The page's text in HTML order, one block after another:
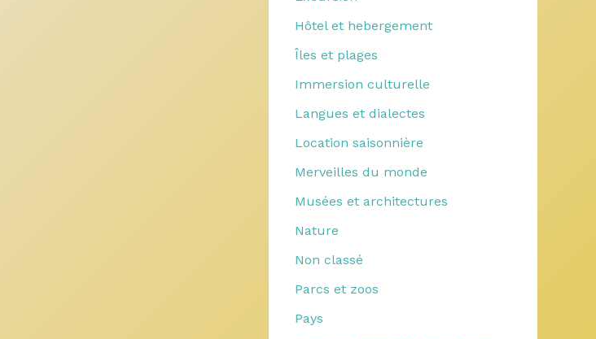
Hôtel et hebergement
Îles et plages
Immersion culturelle
Langues et dialectes
Location saisonnière
Merveilles du monde
Musées et architectures
Nature
Non classé
Parcs et zoos
Pays